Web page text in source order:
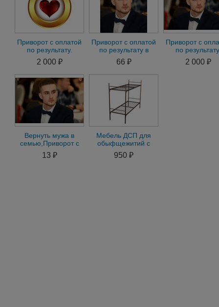
Приворот с оплатой
по результату.
Приворот без
последствий.Гадание
s
2 000 ₽
Приворот с оплатой
по результату в
Великом
Новгороде.Приворот
срочно
66 ₽
Приворот с
по
Гадание.
негатива 43
2 000 ₽
Вернуть мужа в
семью,Приворот с
оплатой по
результату.Отвороты
13 ₽
Мебель ДСП для
обыфщежитий с
доставкой по всей
России
950 ₽